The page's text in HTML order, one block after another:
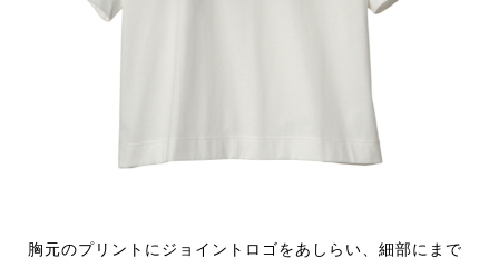
胸元のプリントにジョイントロゴをあしらい、細部にまで